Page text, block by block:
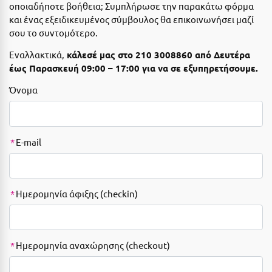
Αιδηψός
Αλεξανδρούπολη
Αλισσός Αχαΐας
Αμαλιάδα
Αμάρυνθος
Αμοργός
Ανάβυσσος
Αντίπαρος
ΤΎΠΟΣ ΔΙΑΤΡΟΦΉΣ
Διαμονή Μόνο
Πρωινό
Ημιδιατροφή + Ποτά
Πλήρης Διατροφή
All Inclusive
Δύο Γεύματα + Ποτά
Ξενοδοχεία 1 Αστέρι
οποιαδήποτε βοήθεια; Συμπλήρωσε την παρακάτω φόρμα
και ένας εξειδικευμένος σύμβουλος θα επικοινωνήσει μαζί
σου το συντομότερο.
Εναλλακτικά, κάλεσέ μας στο 210 3008860 από Δευτέρα
έως Παρασκευή 09:00 – 17:00 για να σε εξυπηρετήσουμε.
Όνομα
*E-mail
*Ημερομηνία άφιξης (checkin)
*Ημερομηνία αναχώρησης (checkout)